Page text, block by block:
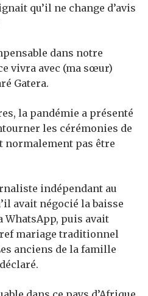
qu’il ne change d’avis
dans notre
vivra avec (ma sœur)
Gatera.
la pandémie a présenté
les cérémonies de
normalement pas être
indépendant au
avait négocié la baisse
WhatsApp, puis avait
mariage traditionnel
anciens de la famille